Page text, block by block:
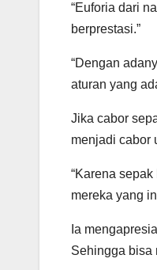
“Euforia dari
berprestasi.”
“Dengan
aturan yang
Jika cabor
menjadi cabor
“Karena
mereka yang
Ia
Sehingga bisa